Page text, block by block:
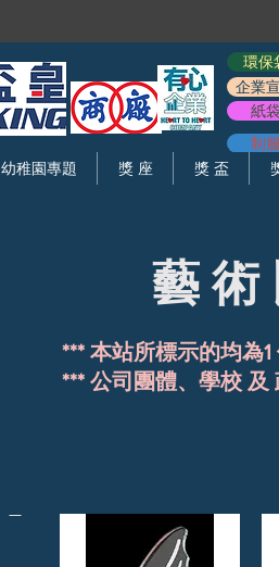
幼稚園專題 獎 座 獎 盃
環保
企業
紙
制
藝 術
*** 本站所標示的均為
*** 公司團體、學校 及